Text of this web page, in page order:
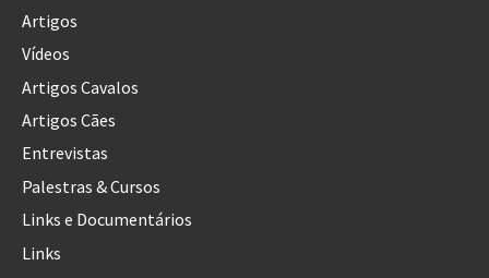
Artigos
Vídeos
Artigos Cavalos
Artigos Cães
Entrevistas
Palestras & Cursos
Links e Documentários
Links